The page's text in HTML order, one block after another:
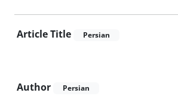
Article Title Persian
Author Persian